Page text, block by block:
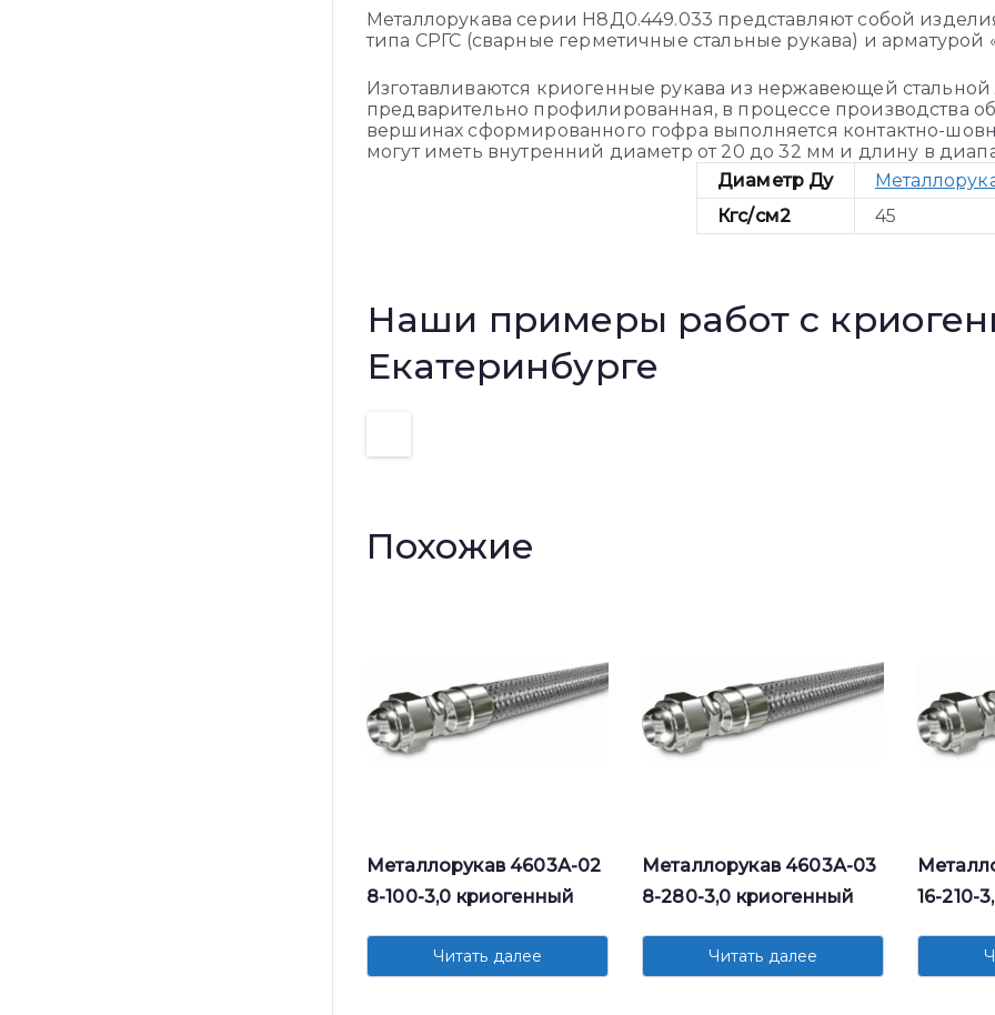
Металлорукава серии Н8Д0.449.033 представляют собой
типа СРГС (сварные герметичные стальные рукава) и арматурой
Изготавливаются криогенные рукава из нержавеющей стальной
предварительно профилированная, в процессе производства
вершинах сформированного гофра выполняется контактно-
могут иметь внутренний диаметр от 20 до 32 мм и длину в
Диаметр Ду
Кгс/см2
45
Наши примеры работ с
Екатеринбурге
Похожие
Металлорукав 4603А-02
8-100-3,0 криогенный
Читать далее
Металлорукав 4603А-03
8-280-3,0 криогенный
Читать далее
16-210-